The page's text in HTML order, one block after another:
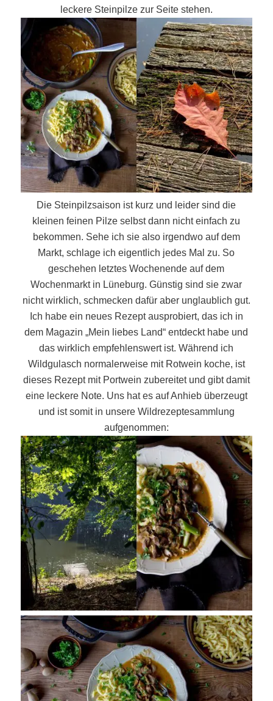
leckere Steinpilze zur Seite stehen.
Die Steinpilzsaison ist kurz und leider sind die
kleinen feinen Pilze selbst dann nicht einfach zu
bekommen. Sehe ich sie also irgendwo auf dem
Markt, schlage ich eigentlich jedes Mal zu. So
geschehen letztes Wochenende auf dem
Wochenmarkt in Lüneburg. Günstig sind sie zwar
nicht wirklich, schmecken dafür aber unglaublich gut.
Ich habe ein neues Rezept ausprobiert, das ich in
dem Magazin „Mein liebes Land“ entdeckt habe und
das wirklich empfehlenswert ist. Während ich
Wildgulasch normalerweise mit Rotwein koche, ist
dieses Rezept mit Portwein zubereitet und gibt damit
eine leckere Note. Uns hat es auf Anhieb überzeugt
und ist somit in unsere Wildrezeptesammlung
aufgenommen: